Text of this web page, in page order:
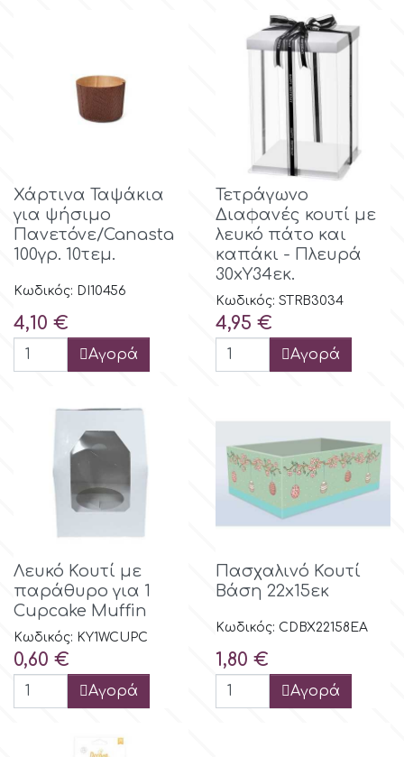
Έρημος - Μεξικάνικο Θέμα
Αθλητικά
Τροπικό & Ζούγκλα
Ζωάκια
Γενέθλια
Απόκριες-Halloween
Διακοπές
Χριστούγεννα-Πρωτοχρονιά
Culpitt
d
Decora
Dr Oetker
EdableArt
FMM
FPC Sugarcraft
Fractal Colors
Χάρτινα Ταψάκια
για ψήσιμο
Πανετόνε/Canasta
100γρ. 10τεμ.
Κωδικός: DI10456
Τιμή
4,10 €
Αγορά
Τετράγωνο
Διαφανές κουτί με
λευκό πάτο και
καπάκι - Πλευρά
30xΥ34εκ.
Κωδικός: STRB3034
Τιμή
4,95 €
Αγορά
Λευκό Κουτί με
παράθυρο για 1
Cupcake Muffin
Κωδικός: KY1WCUPC
Τιμή
0,60 €
Αγορά
Πασχαλινό Κουτί
Βάση 22x15εκ
Κωδικός: CDBX22158EA
Τιμή
1,80 €
Αγορά